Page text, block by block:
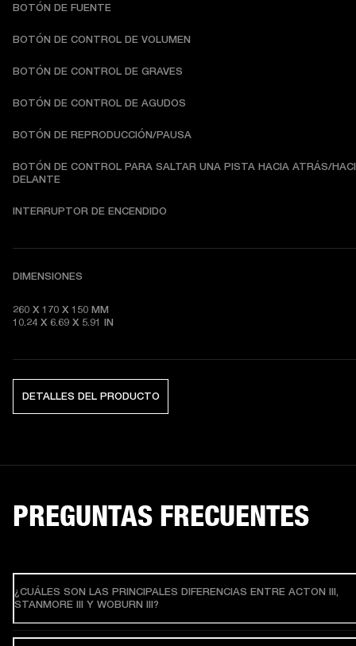
BOTÓN DE FUENTE
BOTÓN DE CONTROL DE VOLUMEN
BOTÓN DE CONTROL DE GRAVES
BOTÓN DE CONTROL DE AGUDOS
BOTÓN DE REPRODUCCIÓN/PAUSA
BOTÓN DE CONTROL PARA SALTAR UNA PISTA HACIA ATRÁS/
DELANTE
INTERRUPTOR DE ENCENDIDO
DIMENSIONES
260 X 170 X 150 MM
10.24 X 6.69 X 5.91 IN
DETALLES DEL PRODUCTO
PREGUNTAS FRECUENTES
¿CUÁLES SON LAS PRINCIPALES DIFERENCIAS ENTRE ACTON III,
STANMORE III Y WOBURN III?